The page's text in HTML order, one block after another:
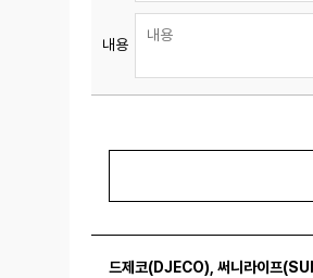
내용
드제코(DJECO) ,써니라이프